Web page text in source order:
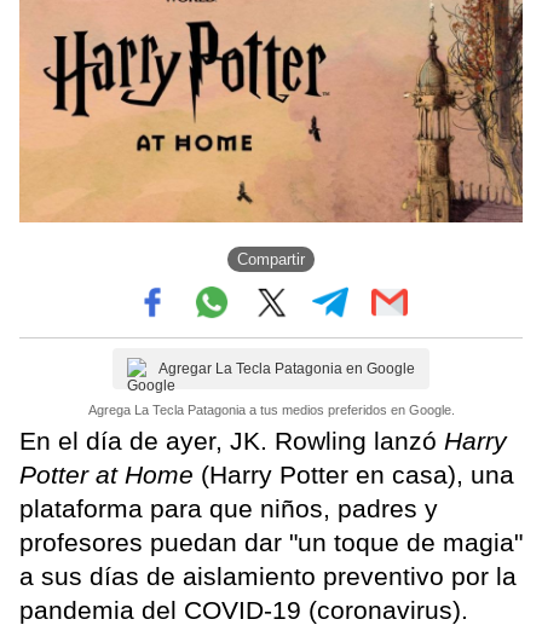
Compartir
Agregar La Tecla Patagonia en Google
Agrega La Tecla Patagonia a tus medios preferidos en Google.
En el día de ayer, JK. Rowling lanzó Harry
Potter at Home (Harry Potter en casa), una
plataforma para que niños, padres y
profesores puedan dar "un toque de magia"
a sus días de aislamiento preventivo por la
pandemia del COVID-19 (coronavirus).